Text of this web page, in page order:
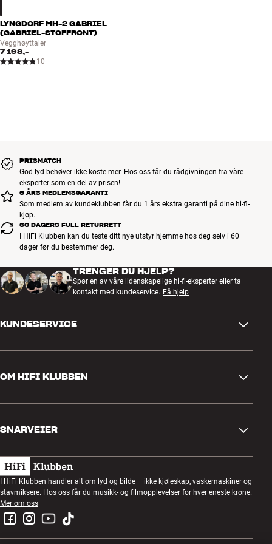
LYNGDORF MH-2 GABRIEL
(GABRIEL-STOFFRONT)
Vegghøyttaler
7 198,-
10
PRISMATCH
God lyd behøver ikke koste mer. Hos oss får du rådgivningen fra våre
eksperter som en del av prisen!
6 ÅRS MEDLEMSGARANTI
Som medlem av kundeklubben får du 1 års ekstra garanti på dine hi-fi-
kjøp.
60 DAGERS FULL RETURRETT
I HiFi Klubben kan du teste ditt nye utstyr hjemme hos deg selv i 60
dager før du bestemmer deg.
TRENGER DU HJELP?
Spør en av våre lidenskapelige hi-fi-eksperter eller ta
kontakt med kundeservice. Få hjelp
KUNDESERVICE
Retur og reklamasjon
Angre på bestilling
Handelsbetingelser
Personvernpolicy
OM HIFI KLUBBEN
Kundeklubb
Lyttekveld
Konkurranser
Jobb i HiFi Klubben
SNARVEIER
Gavekort
Bygg med lyd
Montering og installasjon
I HiFi Klubben handler alt om lyd og bilde – ikke kjøleskap, vaskemaskiner og
stavmiksere. Hos oss får du musikk- og filmopplevelser for hver eneste krone.
Mer om oss